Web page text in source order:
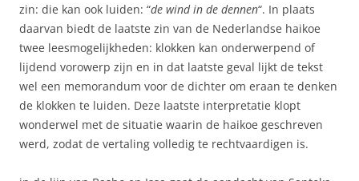
zin: die kan ook luiden: “de wind in de dennen“. In plaats
daarvan biedt de laatste zin van de Nederlandse haikoe
twee leesmogelijkheden: klokken kan onderwerpend of
lijdend vorowerp zijn en in dat laatste geval lijkt de tekst
wel een memorandum voor de dichter om eraan te denken
de klokken te luiden. Deze laatste interpretatie klopt
wonderwel met de situatie waarin de haikoe geschreven
werd, zodat de vertaling volledig te rechtvaardigen is.